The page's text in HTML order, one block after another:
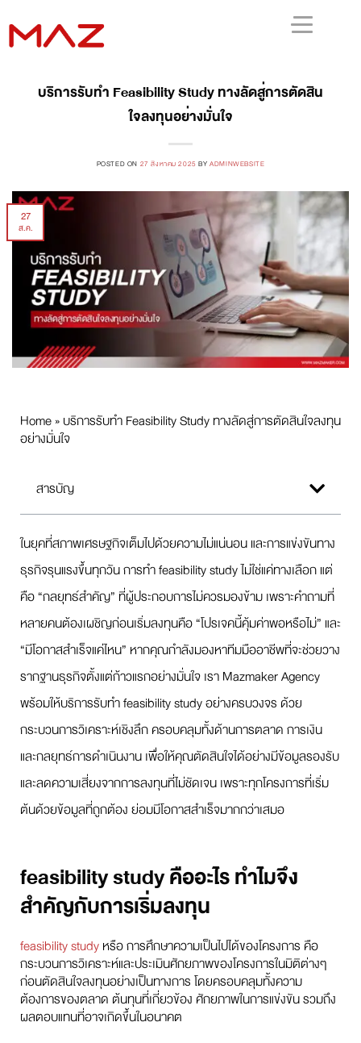
บริการรับทำ Feasibility Study ทางลัดสู่การตัดสิน
ใจลงทุนอย่างมั่นใจ
POSTED ON 27 สิงหาคม 2025 BYADMINWEBSITE
27
ส.ค.
Home»บริการรับทำ Feasibility Study ทางลัดสู่การตัดสินใจลงทุน
อย่างมั่นใจ
สารบัญ
ในยุคที่สภาพเศรษฐกิจเต็มไปด้วยความไม่แน่นอน และการแข่งขันทาง
ธุรกิจรุนแรงขึ้นทุกวัน การทำ feasibility study ไม่ใช่แค่ทางเลือก แต่
คือ “กลยุทธ์สำคัญ” ที่ผู้ประกอบการไม่ควรมองข้าม เพราะคำถามที่
หลายคนต้องเผชิญก่อนเริ่มลงทุนคือ “โปรเจคนี้คุ้มค่าพอหรือไม่” และ
“มีโอกาสสำเร็จแค่ไหน” หากคุณกำลังมองหาทีมมืออาชีพที่จะช่วยวาง
รากฐานธุรกิจตั้งแต่ก้าวแรกอย่างมั่นใจ เรา Mazmaker Agency
พร้อมให้บริการรับทำ feasibility study อย่างครบวงจร ด้วย
กระบวนการวิเคราะห์เชิงลึก ครอบคลุมทั้งด้านการตลาด การเงิน
และกลยุทธ์การดำเนินงาน เพื่อให้คุณตัดสินใจได้อย่างมีข้อมูลรองรับ
และลดความเสี่ยงจากการลงทุนที่ไม่ชัดเจน เพราะทุกโครงการที่เริ่ม
ต้นด้วยข้อมูลที่ถูกต้อง ย่อมมีโอกาสสำเร็จมากกว่าเสมอ
feasibility study คืออะไร ทำไมจึง
สำคัญกับการเริ่มลงทุน
feasibility studyหรือ การศึกษาความเป็นไปได้ของโครงการ คือ
กระบวนการวิเคราะห์และประเมินศักยภาพของโครงการในมิติต่างๆ
ก่อนตัดสินใจลงทุนอย่างเป็นทางการ โดยครอบคลุมทั้งความ
ต้องการของตลาด ต้นทุนที่เกี่ยวข้อง ศักยภาพในการแข่งขัน รวมถึง
ผลตอบแทนที่อาจเกิดขึ้นในอนาคต